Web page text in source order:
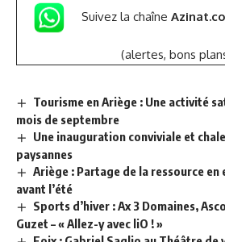
Suivez la chaîne
(alertes, bons
Tourisme en Ariège : Une activité
mois de septembre
Une inauguration conviviale et
paysannes
Ariège : Partage de la ressource en
avant l’été
Sports d’hiver : Ax 3 Domaines,
Guzet – « Allez-y avec liO ! »